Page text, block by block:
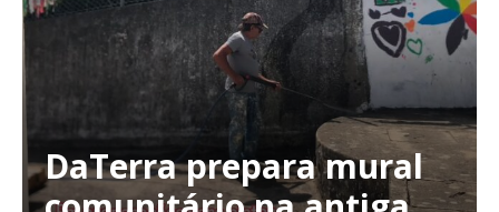
Planos de Assinatura
DaTerra prepara mural